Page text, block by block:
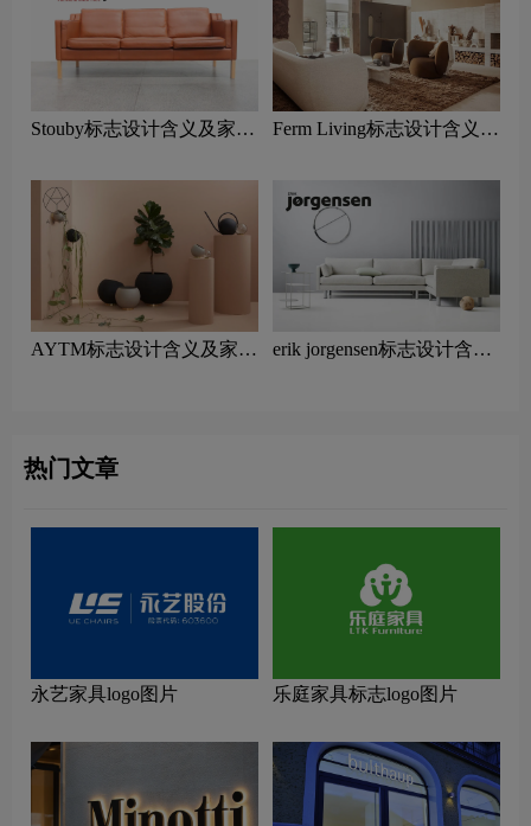
Stouby标志设计含义及家具
Ferm Living标志设计含义及
AYTM标志设计含义及家具
erik jorgensen标志设计含义
热门文章
永艺家具logo图片 乐庭家具标志logo图片